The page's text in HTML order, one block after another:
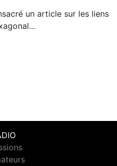
un article sur les liens